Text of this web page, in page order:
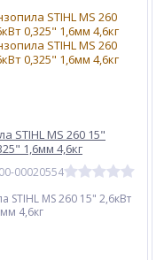
STIHL MS 260 15"
1,6мм 4,6кг
00020554
STIHL MS 260 15" 2,6кВт
4,6кг